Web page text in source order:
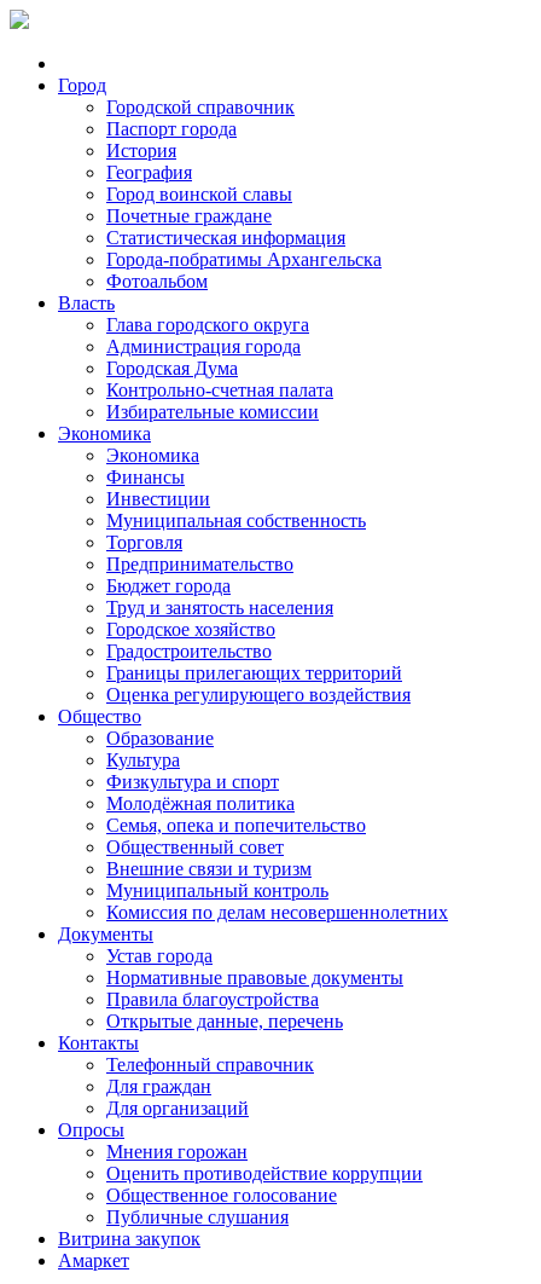
Город
Городской справочник
Паспорт города
История
География
Город воинской славы
Почетные граждане
Статистическая информация
Города-побратимы Архангельска
Фотоальбом
Власть
Глава городского округа
Администрация города
Городская Дума
Контрольно-счетная палата
Избирательные комиссии
Экономика
Экономика
Финансы
Инвестиции
Муниципальная собственность
Торговля
Предпринимательство
Бюджет города
Труд и занятость населения
Городское хозяйство
Градостроительство
Границы прилегающих территорий
Оценка регулирующего воздействия
Общество
Образование
Культура
Физкультура и спорт
Молодёжная политика
Семья, опека и попечительство
Общественный совет
Внешние связи и туризм
Муниципальный контроль
Комиссия по делам несовершеннолетних
Документы
Устав города
Нормативные правовые документы
Правила благоустройства
Открытые данные, перечень
Контакты
Телефонный справочник
Для граждан
Для организаций
Опросы
Мнения горожан
Оценить противодействие коррупции
Общественное голосование
Публичные слушания
Витрина закупок
Амаркет